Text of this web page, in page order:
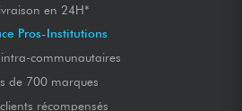
en 24H*
Pros-Institutions
communautaires
de 700 marques
récompensés